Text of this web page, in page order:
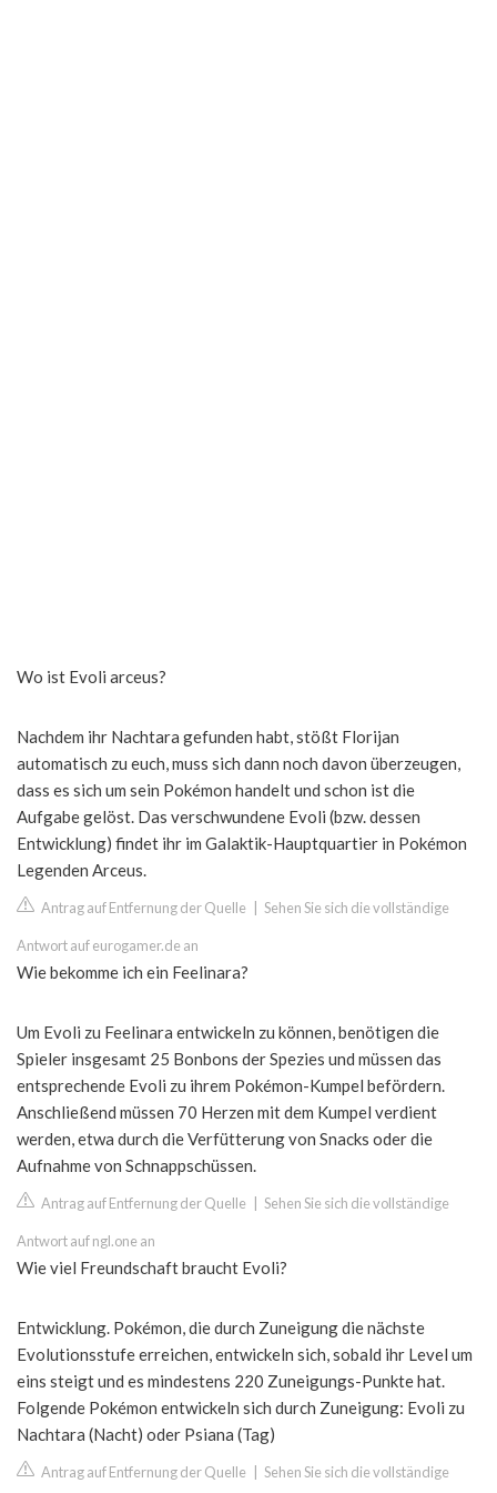
Wo ist Evoli arceus?
Nachdem ihr Nachtara gefunden habt, stößt Florijan
automatisch zu euch, muss sich dann noch davon überzeugen,
dass es sich um sein Pokémon handelt und schon ist die
Aufgabe gelöst. Das verschwundene Evoli (bzw. dessen
Entwicklung) findet ihr im Galaktik-Hauptquartier in Pokémon
Legenden Arceus.
Antrag auf Entfernung der Quelle Sehen Sie sich die vollständige
Antwort auf eurogamer.de an
Wie bekomme ich ein Feelinara?
Um Evoli zu Feelinara entwickeln zu können, benötigen die
Spieler insgesamt 25 Bonbons der Spezies und müssen das
entsprechende Evoli zu ihrem Pokémon-Kumpel befördern.
Anschließend müssen 70 Herzen mit dem Kumpel verdient
werden, etwa durch die Verfütterung von Snacks oder die
Aufnahme von Schnappschüssen.
Antrag auf Entfernung der Quelle Sehen Sie sich die vollständige
Antwort auf ngl.one an
Wie viel Freundschaft braucht Evoli?
Entwicklung. Pokémon, die durch Zuneigung die nächste
Evolutionsstufe erreichen, entwickeln sich, sobald ihr Level um
eins steigt und es mindestens 220 Zuneigungs-Punkte hat.
Folgende Pokémon entwickeln sich durch Zuneigung: Evoli zu
Nachtara (Nacht) oder Psiana (Tag)
Antrag auf Entfernung der Quelle Sehen Sie sich die vollständige